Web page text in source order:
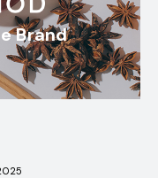
Brand